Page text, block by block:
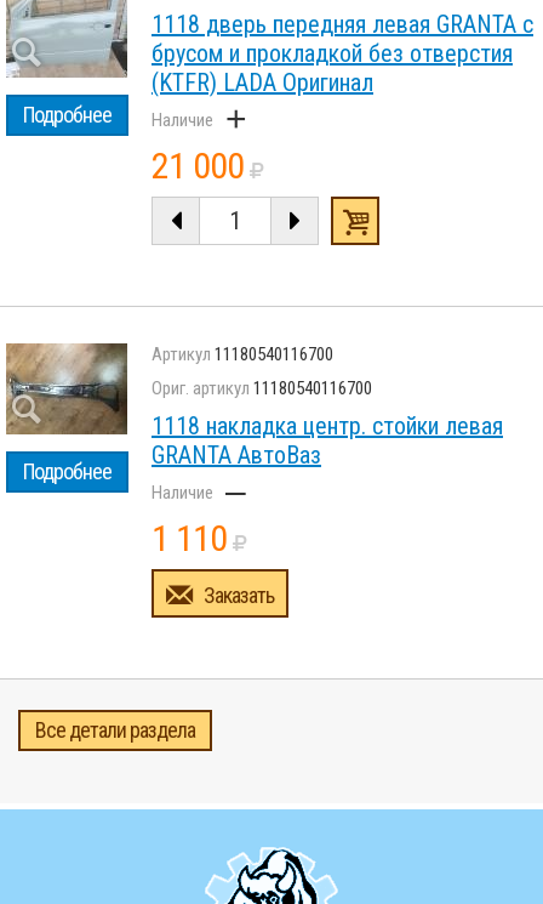
Подробнее
1118 дверь передняя левая GRANTA с
брусом и прокладкой без отверстия
(KTFR) LADA Оригинал
+
21 000
Подробнее
11180540116700
11180540116700
1118 накладка центр. стойки левая
GRANTA АвтоВаз
–
1 110
Заказать
Все детали раздела